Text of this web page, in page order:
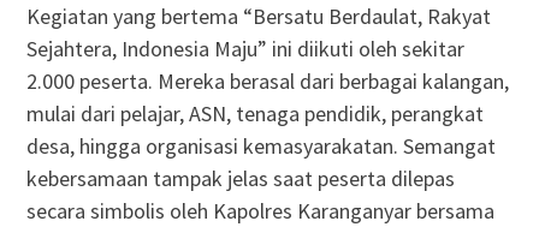
Kegiatan yang bertema “Bersatu Berdaulat, Rakyat
Sejahtera, Indonesia Maju” ini diikuti oleh sekitar
2.000 peserta. Mereka berasal dari berbagai kalangan,
mulai dari pelajar, ASN, tenaga pendidik, perangkat
desa, hingga organisasi kemasyarakatan. Semangat
kebersamaan tampak jelas saat peserta dilepas
secara simbolis oleh Kapolres Karanganyar bersama